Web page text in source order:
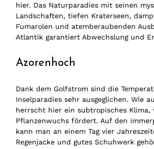
hier. Das Naturparadies mit seinen
Landschaften, tiefen Kraterseen,
Fumarolen und atemberaubenden
Atlantik garantiert Abwechslung und
Azorenhoch
Dank dem Golfstrom sind die
Inselparadies sehr ausgeglichen. Wie
herrscht hier ein subtropisches Klima,
Pflanzenwuchs fördert. Auf den
kann man an einem Tag vier
Regenjacke und gutes Schuhwerk